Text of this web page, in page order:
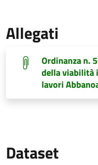
Allegati
Ordinanza n.
della viabilità
lavori
Dataset